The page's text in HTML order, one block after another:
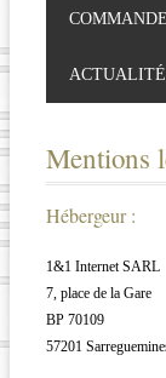
Mentions
Hébergeur :
1&1 Internet SARL
7, place de la Gare
BP 70109
57201